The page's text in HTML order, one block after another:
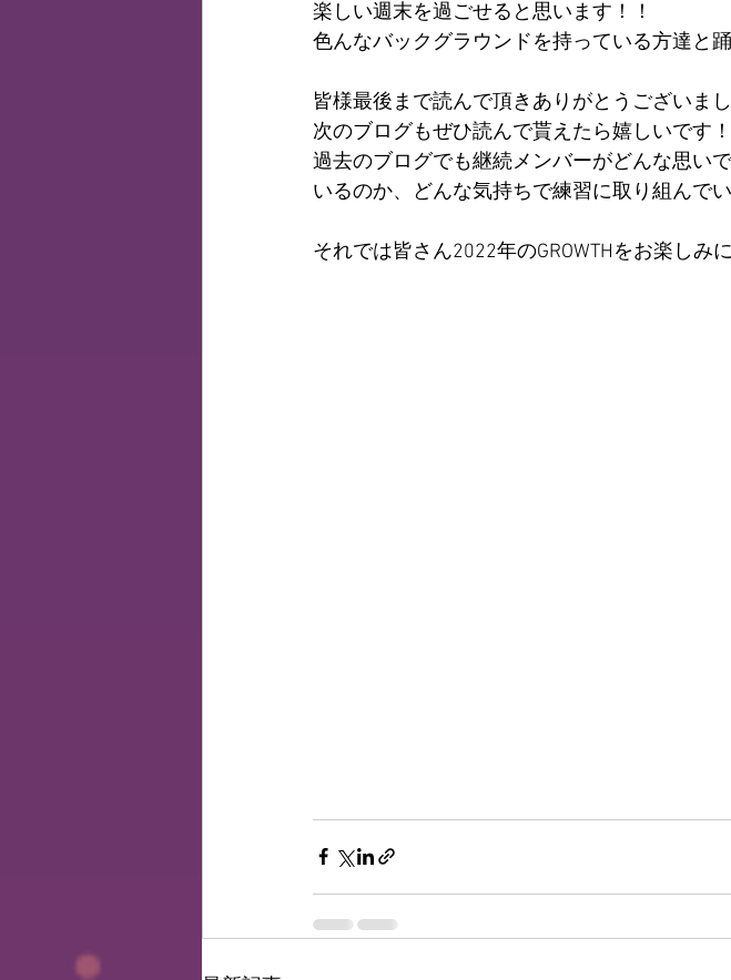
楽しい週末を過ごせると思います！！
色んなバックグラウンドを持っている方達と
皆様最後まで読んで頂きありがとうございまし
次のブログもぜひ読んで貰えたら嬉しいです！
過去のブログでも継続メンバーがどんな思い
いるのか、どんな気持ちで練習に取り組んで
それでは皆さん2022年のGROWTHをお楽しみに